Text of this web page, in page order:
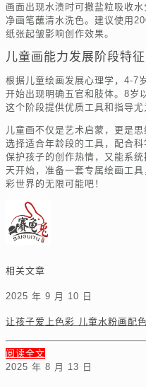
画面出现水渍时可撒盐粒吸收
净画笔蘸清水洗色。建议使用
纸张起皱影响创作效果。
儿童画能力发展阶段特征
根据儿童绘画发展心理学，4-7
开始出现明确五官和肢体。8岁
这个阶段提供优质工具和指导尤
儿童画不仅是艺术启蒙，更是思
选择适合年龄段的工具，配合
保护孩子的创作热情，又能系
天开始，准备一套专属绘画工
彩世界的无限可能吧！
相关文章
2025 年 9 月 10 日
让孩子爱上色彩 儿童水粉画配
阅读全文
2025 年 8 月 13 日